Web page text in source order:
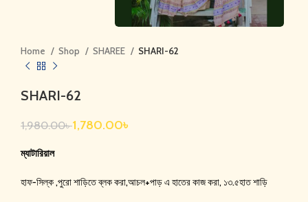
Home Shop SHAREE SHARI-62
SHARI-62
1,980.00৳1,780.00৳
ম্যাটারিয়াল
হাফ-সিল্ক ,পুরো শাড়িতে ব্লক করা,আচল+পাড় এ হাতের কাজ করা, ১৩.৫হাত শাড়ি